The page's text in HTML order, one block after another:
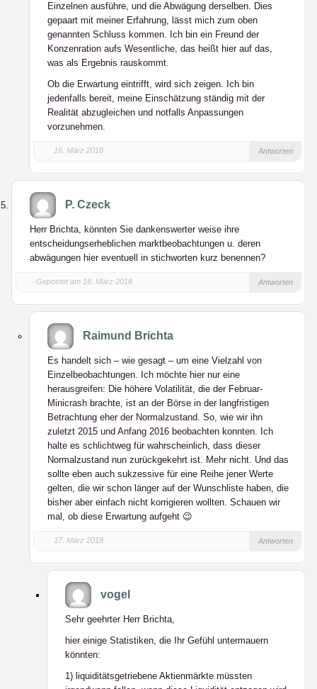
Einzelnen ausführe, und die Abwägung derselben. Dies
gepaart mit meiner Erfahrung, lässt mich zum oben
genannten Schluss kommen. Ich bin ein Freund der
Konzenration aufs Wesentliche, das heißt hier auf das,
was als Ergebnis rauskommt.
Ob die Erwartung eintrifft, wird sich zeigen. Ich bin
jedenfalls bereit, meine Einschätzung ständig mit der
Realität abzugleichen und notfalls Anpassungen
vorzunehmen.
16. März 2018 Antworten
P. Czeck
Herr Brichta, könnten Sie dankenswerter weise ihre
entscheidungserheblichen marktbeobachtungen u. deren
abwägungen hier eventuell in stichworten kurz benennen?
Gepostet am 16. März 2018 Antworten
Raimund Brichta
Es handelt sich – wie gesagt – um eine Vielzahl von
Einzelbeobachtungen. Ich möchte hier nur eine
herausgreifen: Die höhere Volatilität, die der Februar-
Minicrash brachte, ist an der Börse in der langfristigen
Betrachtung eher der Normalzustand. So, wie wir ihn
zuletzt 2015 und Anfang 2016 beobachten konnten. Ich
halte es schlichtweg für wahrscheinlich, dass dieser
Normalzustand nun zurückgekehrt ist. Mehr nicht. Und das
sollte eben auch sukzessive für eine Reihe jener Werte
gelten, die wir schon länger auf der Wunschliste haben, die
bisher aber einfach nicht korrigieren wollten. Schauen wir
mal, ob diese Erwartung aufgeht 😉
17. März 2018 Antworten
vogel
Sehr geehrter Herr Brichta,
hier einige Statistiken, die Ihr Gefühl untermauern
könnten:
1) liquiditätsgetriebene Aktienmärkte müssten